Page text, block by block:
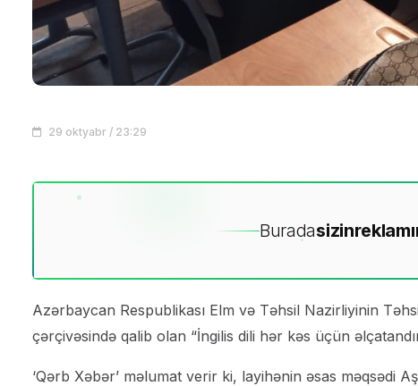
29 oktyabr / 23:29
Buradasizin
Azərbaycan Respublikası Elm və Təhsil Nazirliyinin
çərçivəsində qalib olan “İngilis dili hər kəs üçün
‘Qərb Xəbər’ məlumat verir ki, layihənin əsas məqsədi